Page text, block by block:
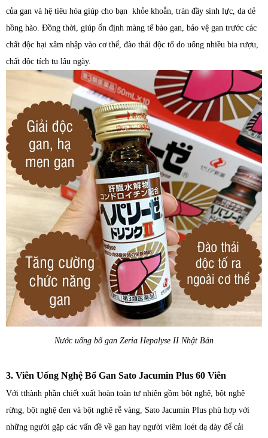
của gan và hệ tiêu hóa giúp cho bạn khỏe khoắn, tràn đầy sinh lực, da dẻ
hồng hào. Đồng thời, giúp ổn định màng tế bào gan, bảo vệ gan trước các
chất độc hại xâm nhập vào cơ thể, đào thải độc tố do uống nhiều bia rượu,
chất độc tích tụ lâu ngày.
Nước uống bổ gan Zeria Hepalyse II Nhật Bản
3. Viên Uống Nghệ Bổ Gan Sato Jacumin Plus 60 Viên
Với tthành phần chiết xuất hoàn toàn tự nhiên gồm bột nghệ, bột nghệ
rừng, bột nghệ đen và bột nghệ rễ vàng, Sato Jacumin Plus phù hợp với
những người gặp các vấn đề về gan hay người viêm loét dạ dày để cải